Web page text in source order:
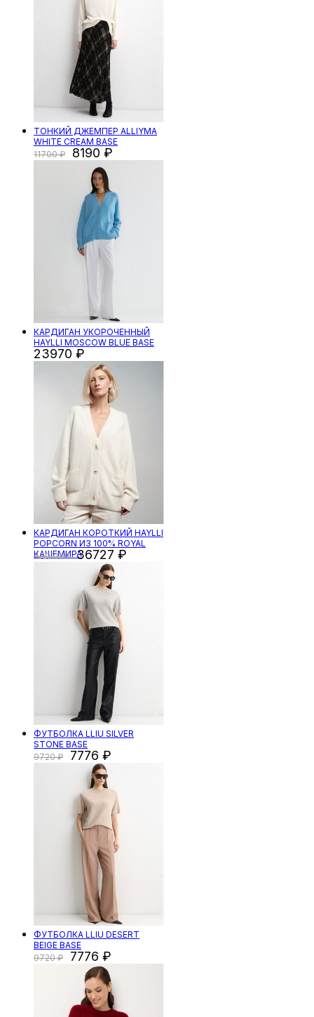
ТОНКИЙ ДЖЕМПЕР ALLIYMA
WHITE CREAM BASE
11700
8190
КАРДИГАН УКОРОЧЕННЫЙ
HAYLLI MOSCOW BLUE BASE
23970
КАРДИГАН КОРОТКИЙ HAYLLI
POPCORN ИЗ 100% ROYAL
КАШЕМИРА
48970 36727
ФУТБОЛКА LLIU SILVER
STONE BASE
9720
7776
ФУТБОЛКА LLIU DESERT
BEIGE BASE
9720
7776